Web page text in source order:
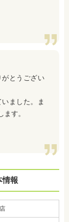
がとうござい
ました。ま
す。
情報